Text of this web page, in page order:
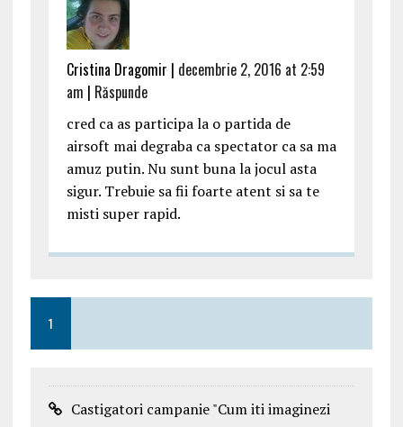
Cristina Dragomir | decembrie 2, 2016 at 2:59
am | Răspunde
cred ca as participa la o partida de
airsoft mai degraba ca spectator ca sa ma
amuz putin. Nu sunt buna la jocul asta
sigur. Trebuie sa fii foarte atent si sa te
misti super rapid.
1
Castigatori campanie "Cum iti imaginezi